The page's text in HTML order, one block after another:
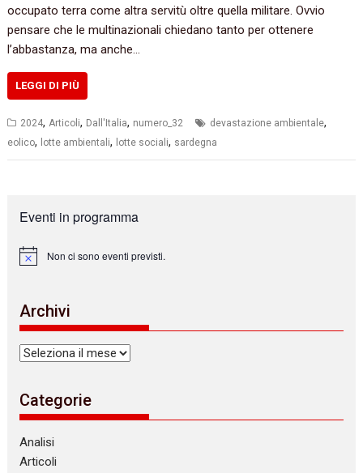
occupato terra come altra servitù oltre quella militare. Ovvio
pensare che le multinazionali chiedano tanto per ottenere
l’abbastanza, ma anche…
LEGGI DI PIÙ
2024,Articoli, Dall'Italia, numero_32 devastazione ambientale,
eolico, lotte ambientali, lotte sociali, sardegna
Eventi in programma
N
c
e
Non ci sono eventi previsti.
Archivi
Archivi
Categorie
Analisi
Articoli